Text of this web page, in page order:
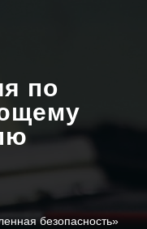
по
безопасность»